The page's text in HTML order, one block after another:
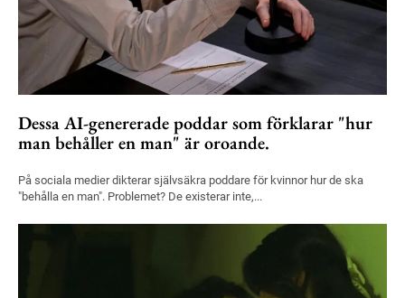
Dessa AI-genererade poddar som förklarar "hur
man behåller en man" är oroande.
På sociala medier dikterar självsäkra poddare för kvinnor hur de ska
"behålla en man". Problemet? De existerar inte,...